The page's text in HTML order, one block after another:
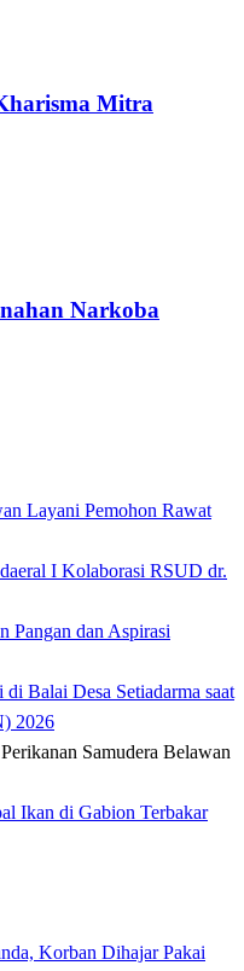
Mitra
Narkoba
Layani Pemohon Rawat
I Kolaborasi RSUD dr.
Pangan dan Aspirasi
Balai Desa Setiadarma saat
2026
Ikan di Gabion Terbakar
Korban Dihajar Pakai